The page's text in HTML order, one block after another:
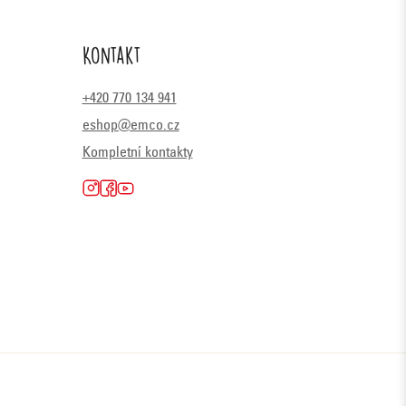
Kontakt
+420 770 134 941
eshop@emco.cz
Kompletní kontakty